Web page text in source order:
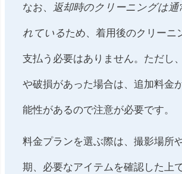
なお、 返却時のクリーニングは通
れているため、着用後のクリーニ
支払う必要はありません。ただし
や破損があった場合は、追加料金
能性があるので注意が必要です。
料金プランを選ぶ際は、撮影場所
期、必要なアイテムを確認した上